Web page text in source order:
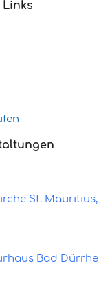
Links
St.
Bad